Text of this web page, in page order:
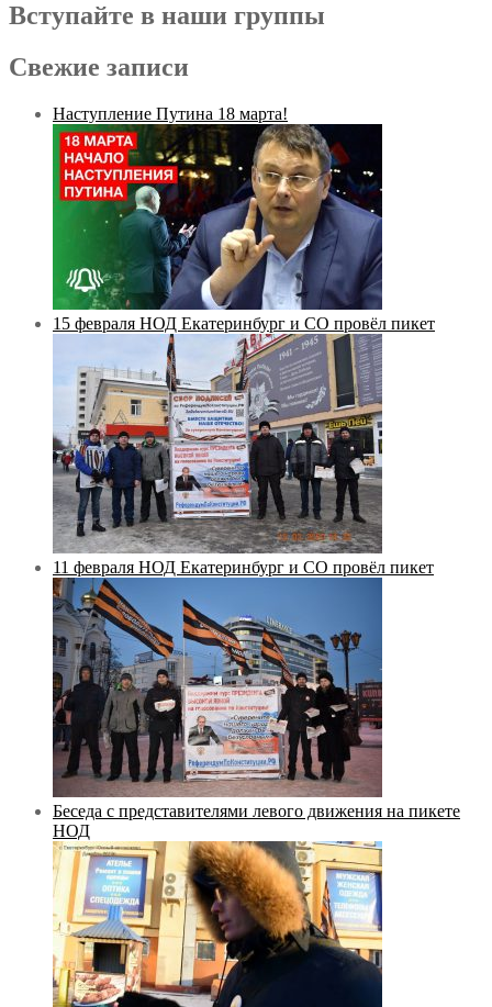
Вступайте в наши группы
Свежие записи
Наступление Путина 18 марта!
15 февраля НОД Екатеринбург и СО провёл пикет
11 февраля НОД Екатеринбург и СО провёл пикет
Беседа с представителями левого движения на пикете
НОД